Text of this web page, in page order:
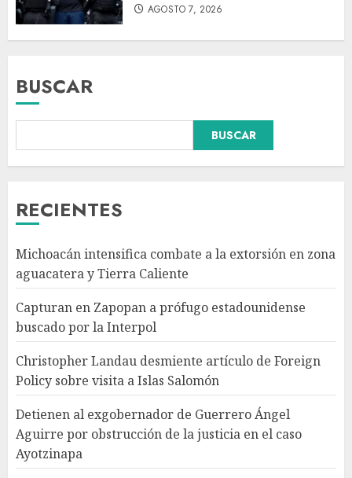
AGOSTO 7, 2026
BUSCAR
BUSCAR
RECIENTES
Michoacán intensifica combate a la extorsión en zona
aguacatera y Tierra Caliente
Capturan en Zapopan a prófugo estadounidense
buscado por la Interpol
Christopher Landau desmiente artículo de Foreign
Policy sobre visita a Islas Salomón
Detienen al exgobernador de Guerrero Ángel
Aguirre por obstrucción de la justicia en el caso
Ayotzinapa
3
Christopher Landau
4
Detienen al exgobernador de
Guerrero Ángel Aguirre por
caso Ayotzinapa
AGOSTO 7, 2026
5
SMN pronostica lluvias
intensas, granizo y calor
extremo para este 7 de agosto
AGOSTO 7, 2026